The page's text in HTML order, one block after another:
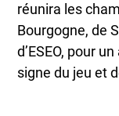
réunira les
Bourgogne, de
d’ESEO, pour
signe du jeu et